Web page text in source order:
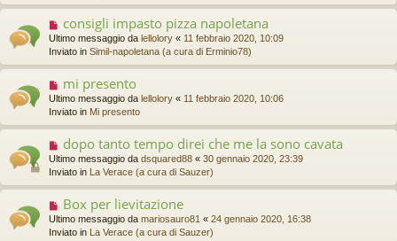
o
s
g
g
o
m
e
s
s
a
g
g
o
N
u
o
m
e
s
s
g
g
o
consigli impasto pizza napoletana
Ultimo messaggio da lellolory « 11 febbraio 2020, 10:09
Inviato in Simil-napoletana (a cura di Erminio78)
N
u
o
m
e
s
s
a
g
g
mi presento
Ultimo messaggio da lellolory « 11 febbraio 2020, 10:06
Inviato in Mi presento
N
u
o
m
e
s
dopo tanto tempo direi che me la sono cavata
Ultimo messaggio da dsquared88 « 30 gennaio 2020, 23:39
Inviato in La Verace (a cura di Sauzer)
N
u
o
Box per lievitazione
Ultimo messaggio da mariosauro81 « 24 gennaio 2020, 16:38
Inviato in La Verace (a cura di Sauzer)